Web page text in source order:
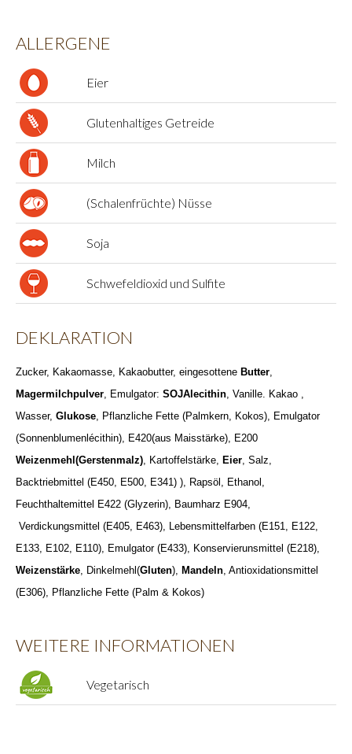
ALLERGENE
Eier
Glutenhaltiges Getreide
Milch
(Schalenfrüchte) Nüsse
Soja
Schwefeldioxid und Sulfite
DEKLARATION
Zucker, Kakaomasse, Kakaobutter, eingesottene Butter,
Magermilchpulver, Emulgator: SOJAlecithin, Vanille. Kakao ,
Wasser, Glukose, Pflanzliche Fette (Palmkern, Kokos), Emulgator
(Sonnenblumenlécithin), E420(aus Maisstärke), E200
Weizenmehl(Gerstenmalz), Kartoffelstärke, Eier, Salz,
Backtriebmittel (E450, E500, E341) ), Rapsöl, Ethanol,
Feuchthaltemittel E422 (Glyzerin), Baumharz E904,
Verdickungsmittel (E405, E463), Lebensmittelfarben (E151, E122,
E133, E102, E110), Emulgator (E433), Konservierunsmittel (E218),
Weizenstärke, Dinkelmehl(Gluten), Mandeln, Antioxidationsmittel
(E306), Pflanzliche Fette (Palm & Kokos)
WEITERE INFORMATIONEN
Vegetarisch